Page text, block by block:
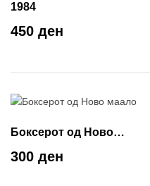
1984
450 ден
Боксерот од Ново
маало
300 ден